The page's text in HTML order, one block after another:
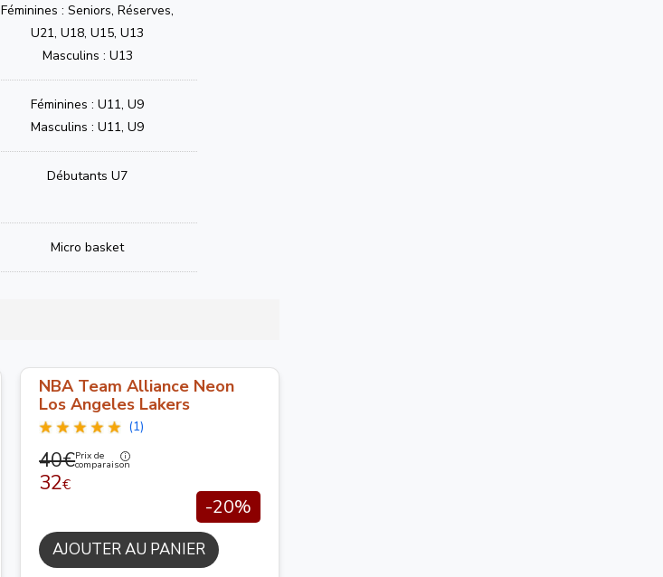
Féminines : Seniors, Réserves,
U21, U18, U15, U13
Masculins : U13
Féminines : U11, U9
Masculins : U11, U9
Débutants U7
Micro basket
NBA Team Alliance Neon
Los Angeles Lakers
(1)
40€Prix de
comparaison
32€
-20%
AJOUTER AU PANIER